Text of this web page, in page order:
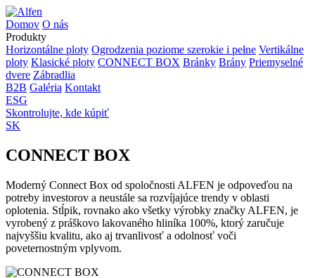
Domov O nás
Produkty
Horizontálne ploty Ogrodzenia poziome szerokie i pełne Vertikálne
ploty Klasické ploty CONNECT BOX Bránky Brány Priemyselné
dvere Zábradlia
B2B Galéria Kontakt
ESG
Skontrolujte, kde kúpiť
SK
CONNECT BOX
Moderný Connect Box od spoločnosti ALFEN je odpoveďou na
potreby investorov a neustále sa rozvíjajúce trendy v oblasti
oplotenia. Stĺpik, rovnako ako všetky výrobky značky ALFEN, je
vyrobený z práškovo lakovaného hliníka 100%, ktorý zaručuje
najvyššiu kvalitu, ako aj trvanlivosť a odolnosť voči
poveternostným vplyvom.